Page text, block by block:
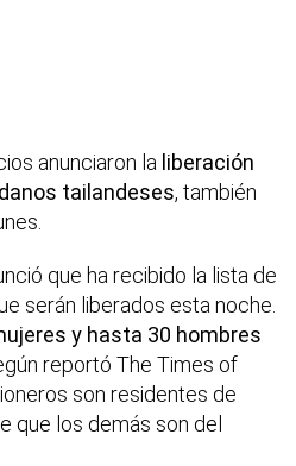
anunciaron la liberación
tailandeses, también
que ha recibido la lista de
serán liberados esta noche.
y hasta 30 hombres
reportó The Times of
son residentes de
que los demás son del